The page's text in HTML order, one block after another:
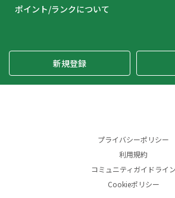
ポイント/ランクについて
新規登録
プライバシーポリシー
利用規約
コミュニティガイドライン
Cookieポリシー